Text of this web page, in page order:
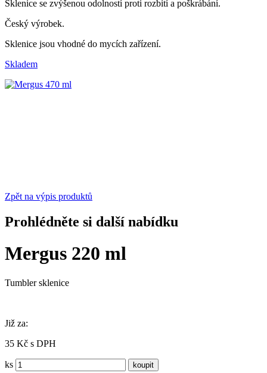
Sklenice se zvýšenou odolností proti rozbití a poškrábání.
Český výrobek.
Sklenice jsou vhodné do mycích zařízení.
Skladem
Zpět na výpis produktů
Prohlédněte si další nabídku
Mergus 220 ml
Tumbler sklenice
Již za:
35 Kč s DPH
ks